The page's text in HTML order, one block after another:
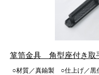
箪笥金具 角型座付き取
○材質／真鍮製 ○仕上げ／黒